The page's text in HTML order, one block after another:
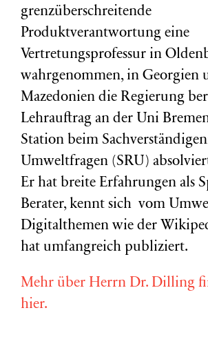
grenzüberschreitende
Produktverantwortung eine
Vertretungsprofessur in
wahrgenommen, in Georgien
Mazedonien die Regierung
Lehrauftrag an der Uni
Station beim
Umweltfragen (SRU)
Er hat breite Erfahrungen als
Berater, kennt sich vom
Digitalthemen wie der
hat umfangreich publiziert.
Mehr über Herrn Dr. Dilling
hier.